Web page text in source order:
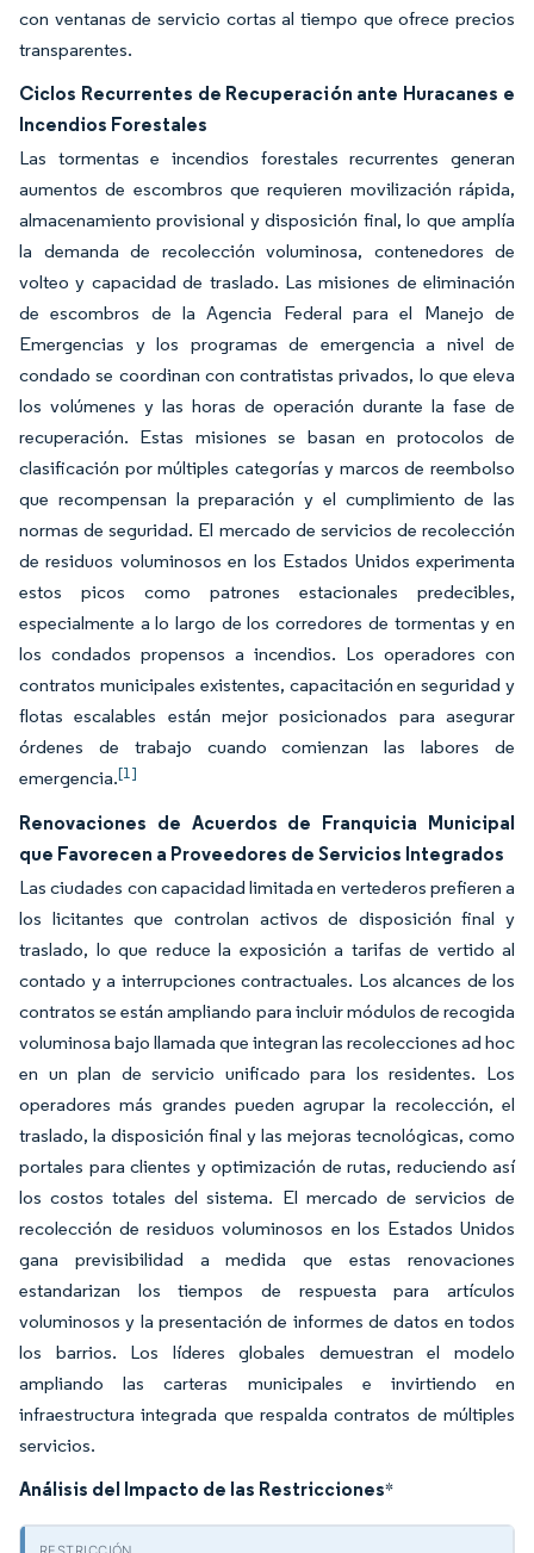
con ventanas de servicio cortas al tiempo que ofrece precios
transparentes.
Ciclos Recurrentes de Recuperación ante Huracanes e
Incendios Forestales
Las tormentas e incendios forestales recurrentes generan
aumentos de escombros que requieren movilización rápida,
almacenamiento provisional y disposición final, lo que amplía
la demanda de recolección voluminosa, contenedores de
volteo y capacidad de traslado. Las misiones de eliminación
de escombros de la Agencia Federal para el Manejo de
Emergencias y los programas de emergencia a nivel de
condado se coordinan con contratistas privados, lo que eleva
los volúmenes y las horas de operación durante la fase de
recuperación. Estas misiones se basan en protocolos de
clasificación por múltiples categorías y marcos de reembolso
que recompensan la preparación y el cumplimiento de las
normas de seguridad. El mercado de servicios de recolección
de residuos voluminosos en los Estados Unidos experimenta
estos picos como patrones estacionales predecibles,
especialmente a lo largo de los corredores de tormentas y en
los condados propensos a incendios. Los operadores con
contratos municipales existentes, capacitación en seguridad y
flotas escalables están mejor posicionados para asegurar
órdenes de trabajo cuando comienzan las labores de
emergencia.[1]
Renovaciones de Acuerdos de Franquicia Municipal
que Favorecen a Proveedores de Servicios Integrados
Las ciudades con capacidad limitada en vertederos prefieren a
los licitantes que controlan activos de disposición final y
traslado, lo que reduce la exposición a tarifas de vertido al
contado y a interrupciones contractuales. Los alcances de los
contratos se están ampliando para incluir módulos de recogida
voluminosa bajo llamada que integran las recolecciones ad hoc
en un plan de servicio unificado para los residentes. Los
operadores más grandes pueden agrupar la recolección, el
traslado, la disposición final y las mejoras tecnológicas, como
portales para clientes y optimización de rutas, reduciendo así
los costos totales del sistema. El mercado de servicios de
recolección de residuos voluminosos en los Estados Unidos
gana previsibilidad a medida que estas renovaciones
estandarizan los tiempos de respuesta para artículos
voluminosos y la presentación de informes de datos en todos
los barrios. Los líderes globales demuestran el modelo
ampliando las carteras municipales e invirtiendo en
infraestructura integrada que respalda contratos de múltiples
servicios.
Análisis del Impacto de las Restricciones*